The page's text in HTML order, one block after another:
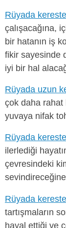
Rüyada
çalışacağına,
bir hatanın iş
fikir sayesinde
iyi bir hal
Rüyada uzun
çok daha rahat
yuvaya nifak
Rüyada
ilerlediği
çevresindeki
Rüyada
tartışmaların
hayal ettiği ve